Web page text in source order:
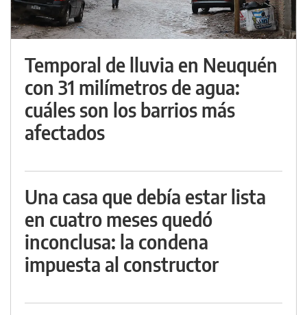
Temporal de lluvia en Neuquén
con 31 milímetros de agua:
cuáles son los barrios más
afectados
Una casa que debía estar lista
en cuatro meses quedó
inconclusa: la condena
impuesta al constructor